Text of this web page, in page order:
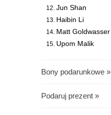
Jun Shan
Haibin Li
Matt Goldwasser
Upom Malik
Bony podarunkowe »
Podaruj prezent »